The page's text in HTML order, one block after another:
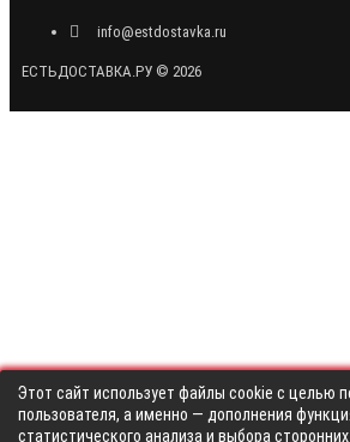
info@estdostavka.ru
ЕСТЬДОСТАВКА.РУ © 2026
Этот сайт использует файлы cookie с целью
пользователя, а именно — дополнения
статистического анализа и выбора